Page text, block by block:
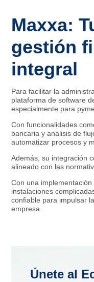
Maxxa:
gestión
integral
Para facilitar la
plataforma de software
especialmente para
Con funcionalidades
bancaria y análisis de
automatizar procesos y
Además, su integración
alineado con las
Con una
instalaciones
confiable para impulsar
empresa.
Únete al